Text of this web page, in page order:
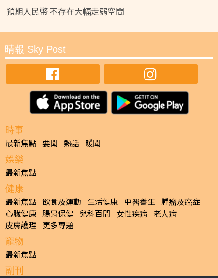
預期人民幣 不存在大幅走弱空間
晴報 Sky Post
時事
最新焦點 要聞 熱話 暖聞
娛樂
最新焦點
健康
最新焦點 飲食及運動 生活健康 中醫養生 腫瘤及癌症
心臟健康 腸胃保健 兒科百問 女性疾病 老人病
皮膚護理 更多專題
寵物
最新焦點
副刊